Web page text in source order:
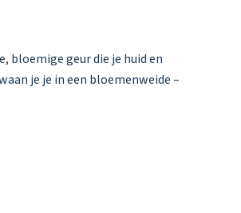
bloemige geur die je huid en
je je in een bloemenweide –